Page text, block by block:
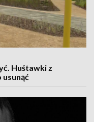
Huśtawki z